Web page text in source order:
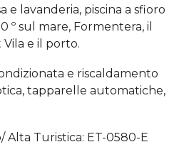
e lavanderia, piscina a sfioro
º sul mare, Formentera, il
Vila e il porto.
e riscaldamento
tapparelle automatiche,
Alta Turistica: ET-0580-E